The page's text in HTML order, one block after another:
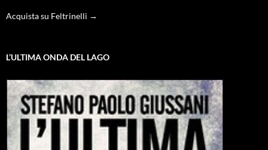
Acquista su Feltrinelli →
L’ULTIMA ONDA DEL LAGO